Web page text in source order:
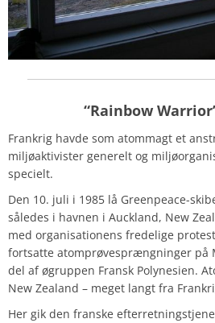
“Rainbow
Frankrig havde som atommagt et
miljøaktivister generelt og
specielt.
Den 10. juli i 1985 lå Greenpeace-
således i havnen i Auckland, New
med organisationens fredelige
fortsatte atomprøvesprængninger på
del af øgruppen Fransk Polynesien.
New Zealand – meget langt fra
Her gik den franske